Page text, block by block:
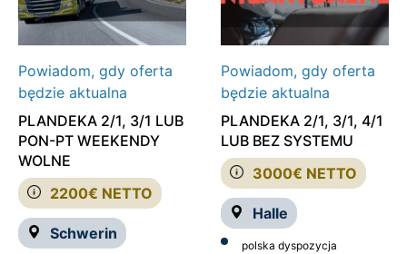
Powiadom, gdy oferta
będzie aktualna
2200€ NETTO
Schwerin
PLANDEKA 2/1, 3/1 LUB
PON-PT WEEKENDY
WOLNE
Powiadom, gdy oferta
będzie aktualna
3000€ NETTO
Halle
PLANDEKA 2/1, 3/1, 4/1
LUB BEZ SYSTEMU
polska dyspozycja